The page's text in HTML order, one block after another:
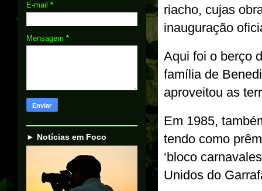
riacho, cujas
inauguração
Aqui foi o berço
família de
aproveitou as
Em 1985,
tendo como
‘bloco
Unidos do
E-mail *
Mensagem *
► Notícias em Foco